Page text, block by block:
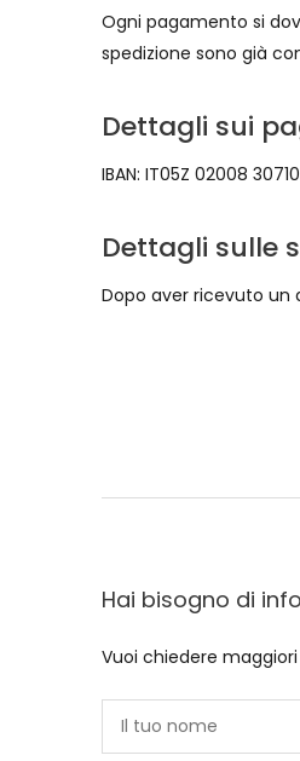
Ogni pagamento si
spedizione sono già
Dettagli sui
IBAN: IT05Z 02008
Dettagli sulle
Dopo aver ricevuto un
Hai bisogno di
Vuoi chiedere